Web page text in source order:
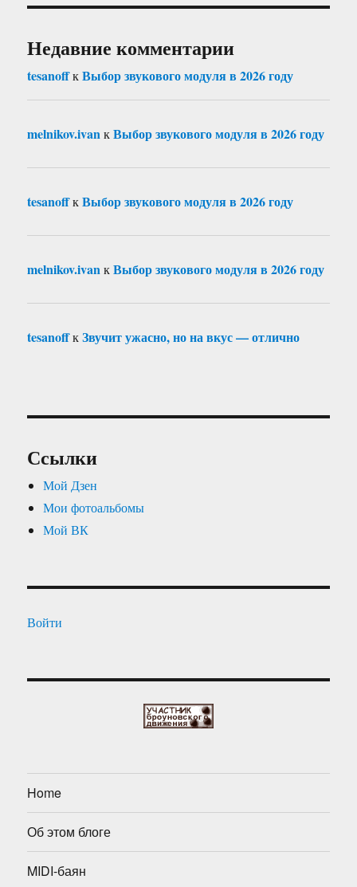
Недавние комментарии
tesanoffкВыбор звукового модуля в 2026 году
melnikov.ivan кВыбор звукового модуля в 2026 году
tesanoffкВыбор звукового модуля в 2026 году
melnikov.ivan кВыбор звукового модуля в 2026 году
tesanoffкЗвучит ужасно, но на вкус — отлично
Ссылки
Мой Дзен
Мои фотоальбомы
Мой ВК
Войти
Home
Об этом блоге
MIDI-баян